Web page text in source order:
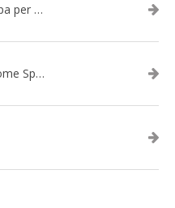
SPEAK TIPS | La rassegna stampa per migliorare l’inglese - febbraio 2026
Speaking the Same Language: come Speak aiuta a rafforzare i team attraverso il Team Building in inglese